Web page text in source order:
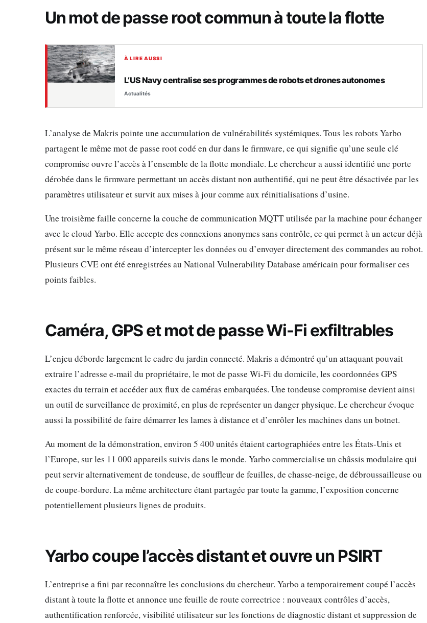
Un mot de passe root commun à toute la flotte
À LIRE AUSSI
L’US Navy centralise ses programmes de robots et drones autonomes
Actualités
L’analyse de Makris pointe une accumulation de vulnérabilités systémiques. Tous les robots Yarbo
partagent le même mot de passe root codé en dur dans le firmware, ce qui signifie qu’une seule clé
compromise ouvre l’accès à l’ensemble de la flotte mondiale. Le chercheur a aussi identifié une porte
dérobée dans le firmware permettant un accès distant non authentifié, qui ne peut être désactivée par les
paramètres utilisateur et survit aux mises à jour comme aux réinitialisations d’usine.
Une troisième faille concerne la couche de communication MQTT utilisée par la machine pour échanger
avec le cloud Yarbo. Elle accepte des connexions anonymes sans contrôle, ce qui permet à un acteur déjà
présent sur le même réseau d’intercepter les données ou d’envoyer directement des commandes au robot.
Plusieurs CVE ont été enregistrées au National Vulnerability Database américain pour formaliser ces
points faibles.
Caméra, GPS et mot de passe Wi-Fi exfiltrables
L’enjeu déborde largement le cadre du jardin connecté. Makris a démontré qu’un attaquant pouvait
extraire l’adresse e-mail du propriétaire, le mot de passe Wi-Fi du domicile, les coordonnées GPS
exactes du terrain et accéder aux flux de caméras embarquées. Une tondeuse compromise devient ainsi
un outil de surveillance de proximité, en plus de représenter un danger physique. Le chercheur évoque
aussi la possibilité de faire démarrer les lames à distance et d’enrôler les machines dans un botnet.
Au moment de la démonstration, environ 5 400 unités étaient cartographiées entre les États-Unis et
l’Europe, sur les 11 000 appareils suivis dans le monde. Yarbo commercialise un châssis modulaire qui
peut servir alternativement de tondeuse, de souffleur de feuilles, de chasse-neige, de débroussailleuse ou
de coupe-bordure. La même architecture étant partagée par toute la gamme, l’exposition concerne
potentiellement plusieurs lignes de produits.
Yarbo coupe l’accès distant et ouvre un PSIRT
L’entreprise a fini par reconnaître les conclusions du chercheur. Yarbo a temporairement coupé l’accès
distant à toute la flotte et annonce une feuille de route correctrice : nouveaux contrôles d’accès,
authentification renforcée, visibilité utilisateur sur les fonctions de diagnostic distant et suppression de